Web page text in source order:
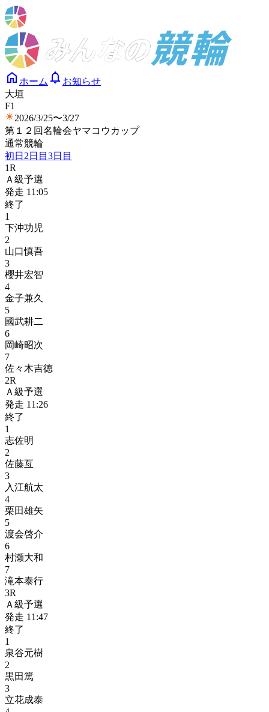
ホーム
お知らせ
大垣
F1
2026/3/25〜3/27
第１２回名輪会ヤマコウカップ
通常競輪
初日 2日目 3日目
1R
Ａ級予選
発走 11:05
終了
1
下沖功児
2
山口慎吾
3
櫻井宏智
4
金子兼久
5
國武耕二
6
岡崎昭次
7
佐々木吉徳
2R
Ａ級予選
発走 11:26
終了
1
志佐明
2
佐藤亙
3
入江航太
4
栗田雄矢
5
渡会啓介
6
村瀬大和
7
滝本泰行
3R
Ａ級予選
発走 11:47
終了
1
泉谷元樹
2
黒田篤
3
立花成泰